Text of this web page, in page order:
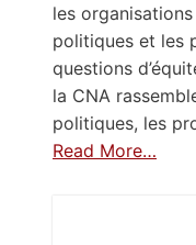
les
politiques et les
questions
la CNA
politiques, les
Read More…